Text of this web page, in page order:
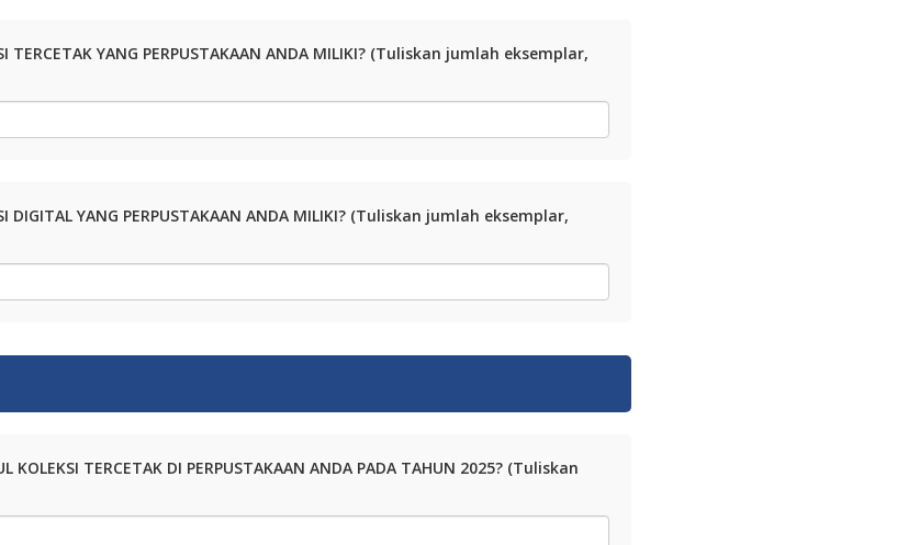
TERCETAK YANG PERPUSTAKAAN ANDA MILIKI? (Tuliskan jumlah eksemplar,
DIGITAL YANG PERPUSTAKAAN ANDA MILIKI? (Tuliskan jumlah eksemplar,
KOLEKSI TERCETAK DI PERPUSTAKAAN ANDA PADA TAHUN 2025? (Tuliskan